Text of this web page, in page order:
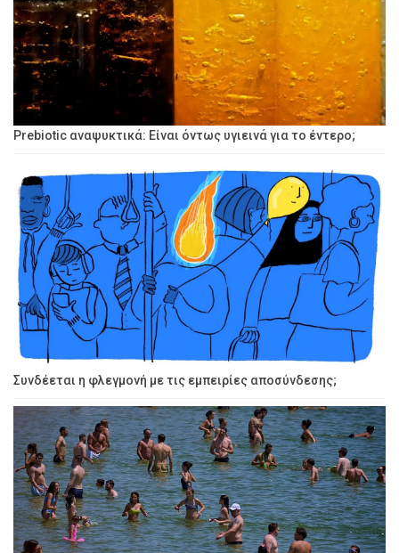
Prebiotic αναψυκτικά: Είναι όντως υγιεινά για το έντερο;
Συνδέεται η φλεγμονή με τις εμπειρίες αποσύνδεσης;